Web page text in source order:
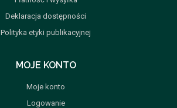
Deklaracja dostępności
Polityka etyki publikacyjnej
MOJE KONTO
Moje konto
Logowanie